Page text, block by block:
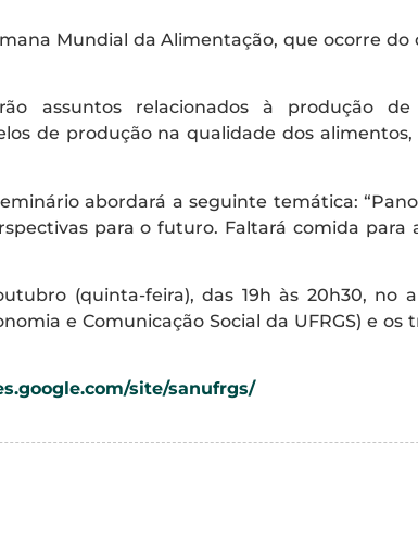
Mundial da Alimentação, que ocorre do
assuntos relacionados à produção de
de produção na qualidade dos
abordará a seguinte temática:
para o futuro. Faltará comida para
(quinta-feira), das 19h às 20h30, no
e Comunicação Social da UFRGS) e os
site/sanufrgs/